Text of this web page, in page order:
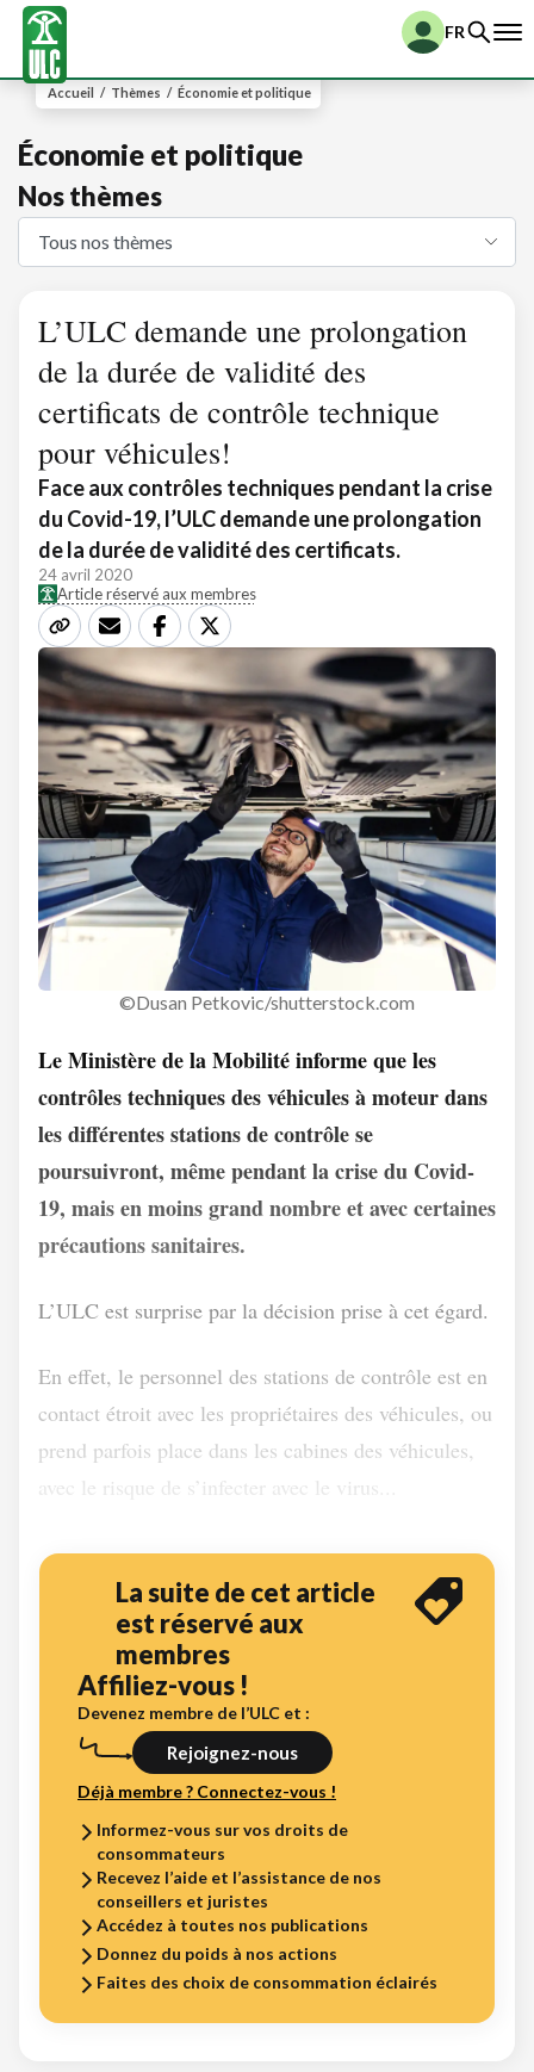
FR
Accueil / Thèmes / Économie et politique
Économie et politique
Nos thèmes
L’ULC demande une prolongation
de la durée de validité des
certificats de contrôle technique
pour véhicules!
Face aux contrôles techniques pendant la crise
du Covid-19, l’ULC demande une prolongation
de la durée de validité des certificats.
24 avril 2020
Article réservé aux membres
©Dusan Petkovic/shutterstock.com
Le Ministère de la Mobilité informe que les
contrôles techniques des véhicules à moteur dans
les différentes stations de contrôle se
poursuivront, même pendant la crise du Covid-
19, mais en moins grand nombre et avec certaines
précautions sanitaires.
L’ULC est surprise par la décision prise à cet égard.
En effet, le personnel des stations de contrôle est en
contact étroit avec les propriétaires des véhicules, ou
prend parfois place dans les cabines des véhicules,
avec le risque de s’infecter avec le virus...
La suite de cet article
est réservé aux
membres
Affiliez-vous !
Devenez membre de l’ULC et :
Rejoignez-nous
Déjà membre ? Connectez-vous !
Informez-vous sur vos droits de
consommateurs
Recevez l’aide et l’assistance de nos
conseillers et juristes
Accédez à toutes nos publications
Donnez du poids à nos actions
Faites des choix de consommation éclairés